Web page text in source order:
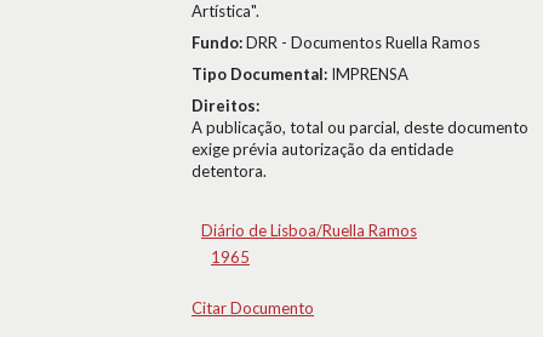
Artística".
Fundo:DRR - Documentos Ruella Ramos
Tipo Documental: IMPRENSA
Direitos:
A publicação, total ou parcial, deste documento
exige prévia autorização da entidade
detentora.
Diário de Lisboa/Ruella Ramos
1965
Citar Documento